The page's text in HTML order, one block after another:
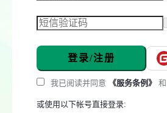
登录/注册
我已阅读并同意 《服务条例》 和
或使用以下帐号直接登录: